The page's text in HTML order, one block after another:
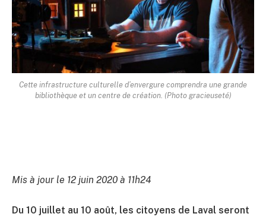
Cette infrastructure culturelle d’envergure comprendra une grande
bibliothèque et un centre de création. (Photo gracieuseté)
Mis à jour le 12 juin 2020 à 11h24
Du 10 juillet au 10 août, les citoyens de Laval seront